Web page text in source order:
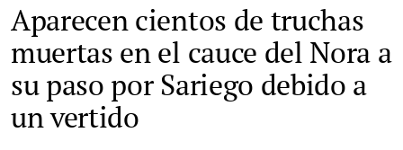
Aparecen cientos de truchas
muertas en el cauce del Nora a
su paso por Sariego debido a
un vertido